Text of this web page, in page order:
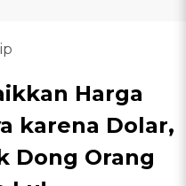
Harga
karena Dolar,
Dong Orang